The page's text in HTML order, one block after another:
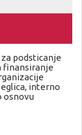
podsticanje
finansiranje
interno
osnovu